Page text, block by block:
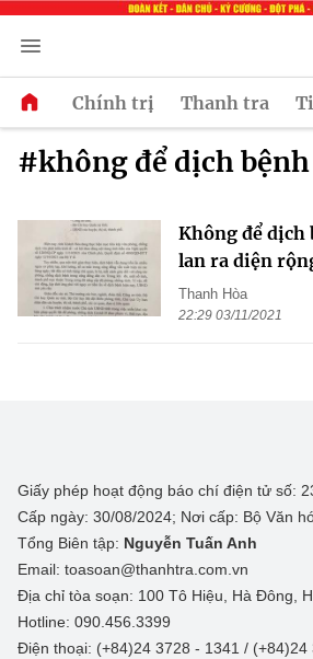
Chính trị Thanh tra
#không để dịch
Không để dịch
lan ra diện
Thanh Hòa
22:29 03/11/2021
Giấy phép hoạt động báo chí điện tử số:
Cấp ngày: 30/08/2024; Nơi cấp: Bộ Văn
Tổng Biên tập: Nguyễn Tuấn Anh
Email: toasoan@thanhtra.com.vn
Địa chỉ tòa soạn: 100 Tô Hiệu, Hà Đông,
Hotline: 090.456.3399
Điện thoại: (+84)24 3728 - 1341 / (+84)24